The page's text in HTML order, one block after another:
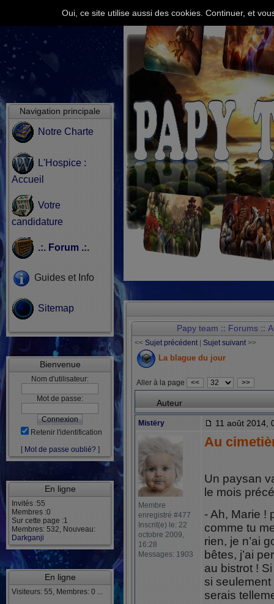
Navigation principale
Notre Charte
L'Hospice :
Accueil
Votre
candidature
.:. Forum .:.
Guides et Info
Sitemap
Bienvenue
Nom d'utilisateur:
Mot de passe:
Retenir l'identification
[ Mot de passe oublié? ]
En ligne
Invités :55
Membres :0
Sur cette page :1
Membres: 532, Nouveau:
Darkganji
En ligne
Visiteurs: 55, Membres: 0 ...
Papy team :: Forums ::
<< Sujet précédent| Sujet suivant>>
La blague du jour
Aller à la page << >>
Auteur
Mistëry 11 août 2014,
Membre
enregistré #477
Inscrit(e) le: 22
octobre 2009,
16:28
Messages: 1903
Au
Un paysan
le mois
- Ah, Marie !
comme tu
rien, je n’ai
bêtes, j’ai
au bistrot !
si
serais
Oui, ce site utilise aussi des cookies. Continuer, et